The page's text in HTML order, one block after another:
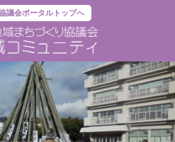
議会ポータルトップへ